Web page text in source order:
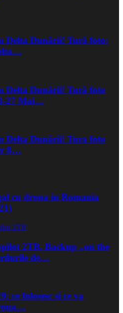
Delta Dunării! Tură foto:
Delta Dunării! Tură foto
27 Mai…
Delta Dunării! Tura foto
8…
cu drona in Romania
2TB. Backup „on the
de…
ce folosesc si ce va